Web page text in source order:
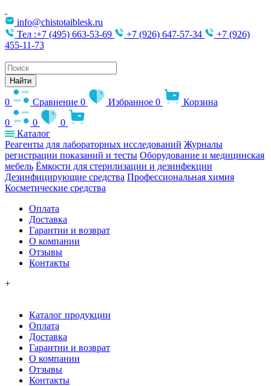
info@chistotaiblesk.ru
Тел :+7 (495) 663-53-69
+7 (926) 647-57-34
+7 (926)
455-11-73
Поиск
товаров
Найти
0 Сравнение 0 Избранное 0
Корзина
0
0
0
Каталог
Реагенты для лабораторных исследований Журналы
регистрации показаний и тесты Оборудование и медицинская
мебель Ёмкости для стерилизации и дезинфекции
Дезинфицирующие средства Профессиональная химия
Косметические средства
Оплата
Доставка
Гарантии и возврат
О компании
Отзывы
Контакты
+
Каталог продукции
Оплата
Доставка
Гарантии и возврат
О компании
Отзывы
Контакты